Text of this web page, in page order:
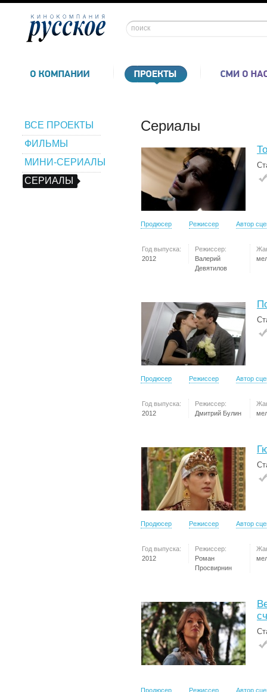
ВСЕ ПРОЕКТЫ
ФИЛЬМЫ
МИНИ-СЕРИАЛЫ
СЕРИАЛЫ
Сериалы
Продюсер Режиссер Автор
Год выпуска:
2012
Режиссер:
Валерий
Девятилов
Продюсер Режиссер Автор
Год выпуска:
2012
Режиссер:
Дмитрий Булин
Продюсер Режиссер Автор
Год выпуска:
2012
Режиссер:
Роман
Просвирнин
Продюсер Режиссер Автор